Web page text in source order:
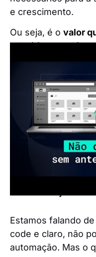
e crescimento.
Ou seja, é o valor
adquirir seus
equipamentos,
Esse valor também
salários,
importante calcular
de giro, e buscar
possam viabilizar
para a prática.
Estamos falando
code e claro, não
automação. Mas o